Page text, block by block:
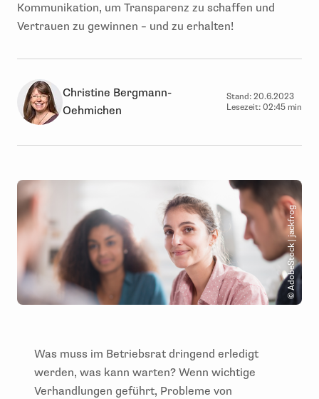
Kommunikation, um Transparenz zu schaffen und
Vertrauen zu gewinnen – und zu erhalten!
Christine Bergmann-
Oehmichen
Stand: 20.6.2023
Lesezeit: 02:45 min
© AdobeStock | jackfrog
Was muss im Betriebsrat dringend erledigt
werden, was kann warten? Wenn wichtige
Verhandlungen geführt, Probleme von